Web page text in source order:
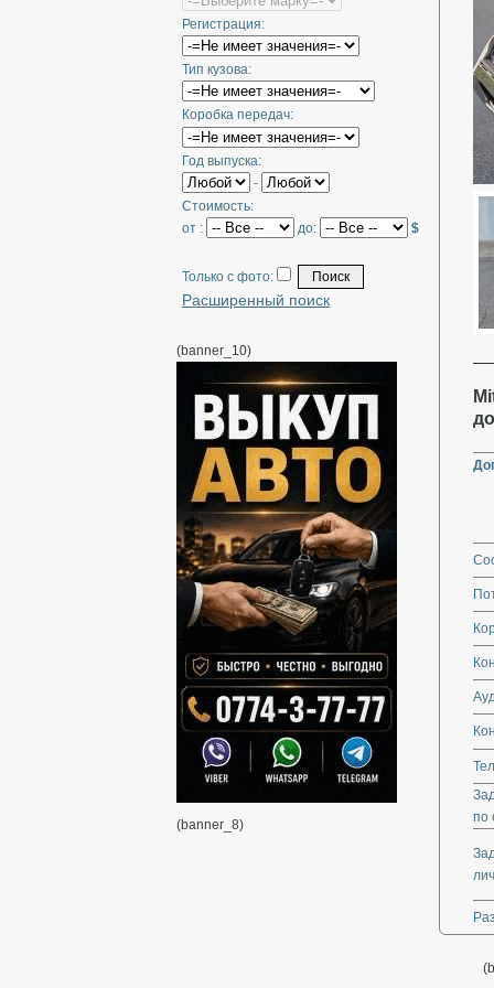
Регистрация:
Тип кузова:
Коробка передач:
Год выпуска:
-
Стоимость:
от :
до: $
Только с фото:
Расширенный поиск
(banner_10)
(banner_8)
по